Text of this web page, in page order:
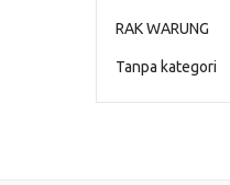
RAK WARUNG
Tanpa kategori